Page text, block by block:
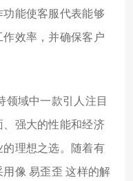
能使客服代表能够
效率，并确保客户
领域中一款引人注目
强大的性能和经济
理想之选。随着有
像 易歪歪 这样的解